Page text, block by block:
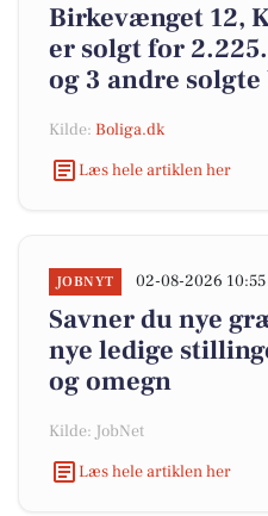
Birkevænget 12,
er solgt for
og 3 andre
Kilde: Boliga.dk
Læs hele artiklen her
JOBNYT 02-08-2026 10:55
Savner du nye
nye ledige
og omegn
Kilde: JobNet
Læs hele artiklen her